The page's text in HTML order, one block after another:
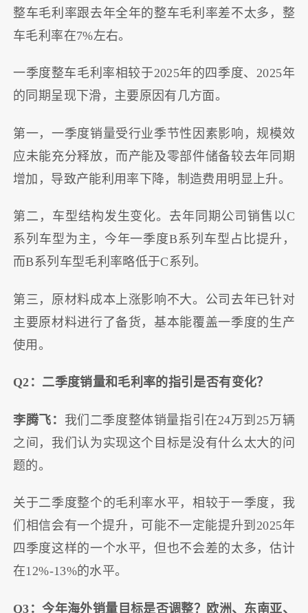
整车毛利率跟去年全年的整车毛利率差不太多，整
车毛利率在7%左右。
一季度整车毛利率相较于2025年的四季度、2025年
的同期呈现下滑，主要原因有几方面。
第一，一季度销量受行业季节性因素影响，规模效
应未能充分释放，而产能及零部件储备较去年同期
增加，导致产能利用率下降，制造费用明显上升。
第二，车型结构发生变化。去年同期公司销售以C
系列车型为主，今年一季度B系列车型占比提升，
而B系列车型毛利率略低于C系列。
第三，原材料成本上涨影响不大。公司去年已针对
主要原材料进行了备货，基本能覆盖一季度的生产
使用。
Q2：二季度销量和毛利率的指引是否有变化？
李腾飞： 我们二季度整体销量指引在24万到25万辆
之间，我们认为实现这个目标是没有什么太大的问
题的。
关于二季度整个的毛利率水平，相较于一季度，我
们相信会有一个提升，可能不一定能提升到2025年
四季度这样的一个水平，但也不会差的太多，估计
在12%-13%的水平。
Q3：今年海外销量目标是否调整？欧洲、东南亚、